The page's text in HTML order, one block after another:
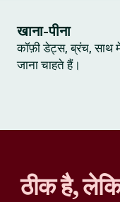
खाना-पीना
कॉफ़ी डेट्स, ब्रंच, साथ
जाना चाहते हैं।
ठीक है,